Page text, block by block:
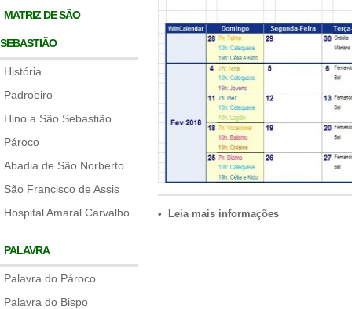
MATRIZ DE SÃO
SEBASTIÃO
História
Padroeiro
Hino a São Sebastião
Pároco
Abadia de São Norberto
São Francisco de Assis
Hospital Amaral Carvalho
PALAVRA
Palavra do Pároco
Palavra do Bispo
• Leia mais informações